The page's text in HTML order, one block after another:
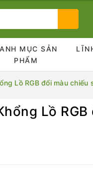
xem sản phẩm
MỤC SẢN
PHẨM
Lồ RGB đổi màu
Lồ